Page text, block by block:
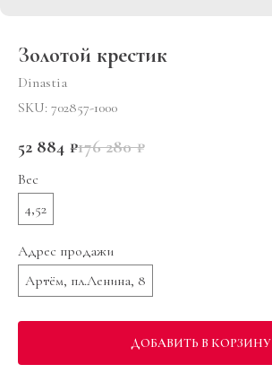
Золотой крестик
Dinastia
SKU: 702857-1000
52 884 ₽176 280 ₽
Вес
4,52
Адрес продажи
Артём, пл.Ленина, 8
ДОБАВИТЬ В КОРЗИНУ